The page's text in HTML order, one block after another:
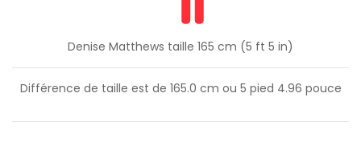
Denise Matthews taille 165 cm (5 ft 5 in)
Différence de taille est de 165.0 cm ou 5 pied 4.96 pouce